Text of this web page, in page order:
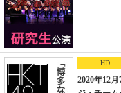
HD
2020年12